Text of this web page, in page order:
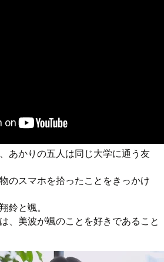
あかりの五人は同じ大学に通う友
のスマホを拾ったことをきっかけ
鈴と颯。
、美波が颯のことを好きであること